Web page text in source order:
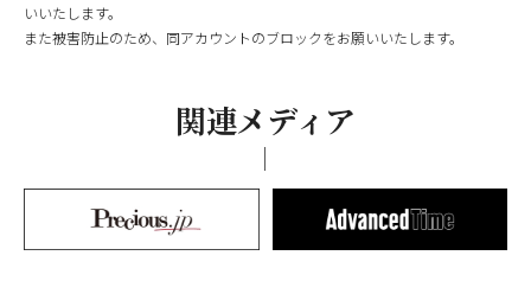
いいたします。
また被害防止のため、同アカウントのブロックをお願いいたします。
関連メディア